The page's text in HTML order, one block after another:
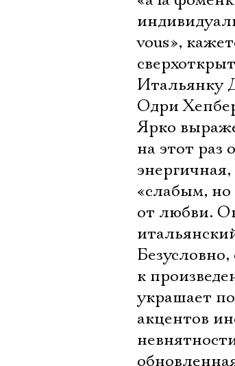
vous»,
Итальянку
Одри
Ярко
на этот раз
«слабым, но
от любви.
к
украшает
акцентов